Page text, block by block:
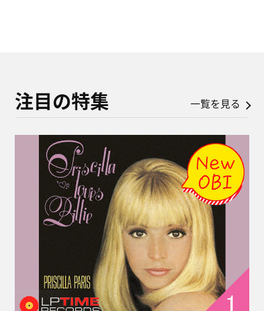
注目の特集 一覧を見る